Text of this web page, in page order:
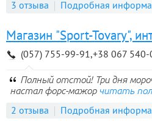
3 отзыва Подробная
Магазин "Sport-Tovary",
(057) 755-99-91,+38 067
Полный отстой! Три дня
настал форс-мажор читать
2 отзыва Подробная